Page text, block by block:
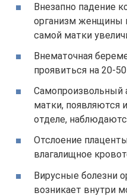
Внезапно падение
организм женщины
самой матки
Внематочная
проявиться на 20-
Самопроизвольный
матки, появляются
отделе,
Отслоение
влагалищное
Вирусные болезни
возникает внутри